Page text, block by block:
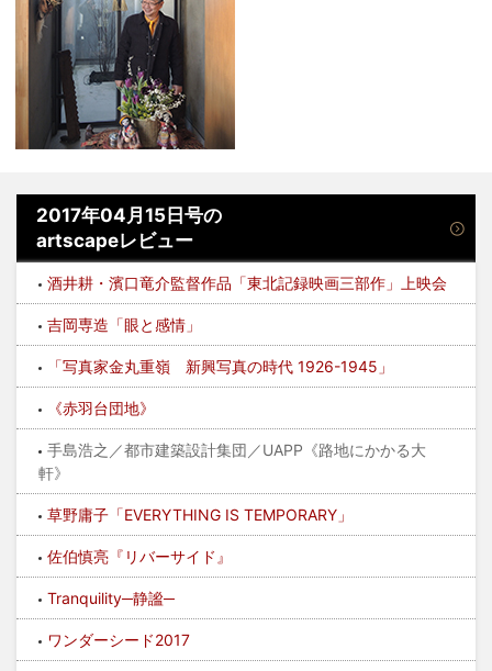
2017年04月15日号の
artscapeレビュー
酒井耕・濱口竜介監督作品「東北記録映画三部作」上映会
吉岡専造「眼と感情」
「写真家金丸重嶺 新興写真の時代 1926-1945」
《赤羽台団地》
手島浩之／都市建築設計集団／UAPP《路地にかかる大
軒》
草野庸子「EVERYTHING IS TEMPORARY」
佐伯慎亮『リバーサイド』
Tranquility─静謐─
ワンダーシード2017